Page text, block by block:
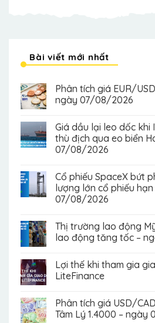
Bài viết mới nhất
Phân tích giá EUR/
ngày 07/08/2026
Giá dầu lại leo dốc khi
thù địch qua eo biển
07/08/2026
Cổ phiếu SpaceX bứt
lượng lớn cổ phiếu
07/08/2026
Thị trường lao động
lao động tăng tốc –
Lợi thế khi tham gia
LiteFinance
Phân tích giá USD/
Tâm Lý 1.4000 –